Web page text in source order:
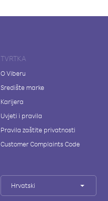
TVRTKA
O Viberu
Središte marke
Karijera
Uvjeti i pravila
Pravila zaštite privatnosti
Customer Complaints Code
Hrvatski